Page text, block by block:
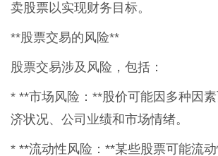
卖股票以实现财务目标。
**股票交易的风险**
股票交易涉及风险，包括：
* **市场风险：**股价可能因多种因
济状况、公司业绩和市场情绪。
* **流动性风险：**某些股票可能流